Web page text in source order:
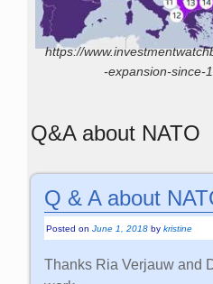
https://
-expansion-since-
Q&A about NATO
Q & A about
Posted onJune 1, 2018 bykristine
Thanks Ria Verjauw and